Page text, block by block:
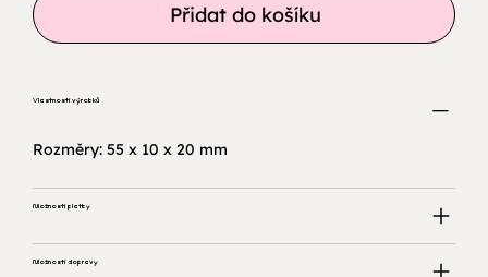
Přidat do košíku
Vlastnosti výrobků
Rozměry: 55 x 10 x 20 mm
Možnosti platby
Možnosti dopravy